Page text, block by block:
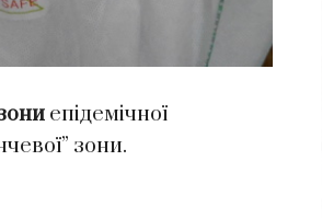
епідемічної
зони.